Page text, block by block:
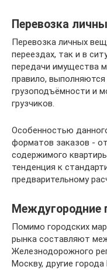
Перевозка
Перевозка личных
переездах, так и в
передачи имущества
правило,
грузоподъёмности и
грузчиков.
Особенностью
форматов заказов -
содержимого
тенденция к
предварительному
Междугородние
Помимо городских
рынка составляют
Железнодорожного
Москву, другие